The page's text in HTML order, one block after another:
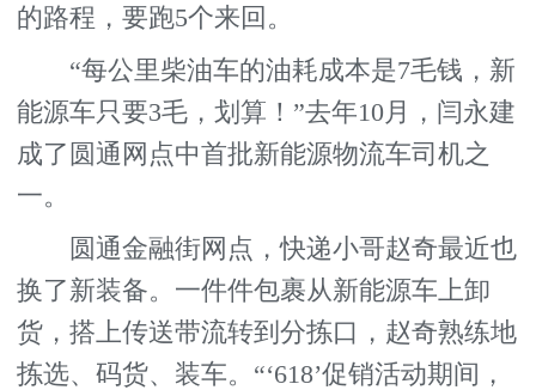
的路程，要跑5个来回。
“每公里柴油车的油耗成本是7毛钱，新
能源车只要3毛，划算！”去年10月，闫永建
成了圆通网点中首批新能源物流车司机之
一。
圆通金融街网点，快递小哥赵奇最近也
换了新装备。一件件包裹从新能源车上卸
货，搭上传送带流转到分拣口，赵奇熟练地
拣选、码货、装车。“‘618’促销活动期间，